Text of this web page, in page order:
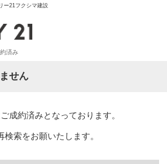
ー21フクシマ建設
済み
せん
成約済みとなっております。
検索をお願いたします。